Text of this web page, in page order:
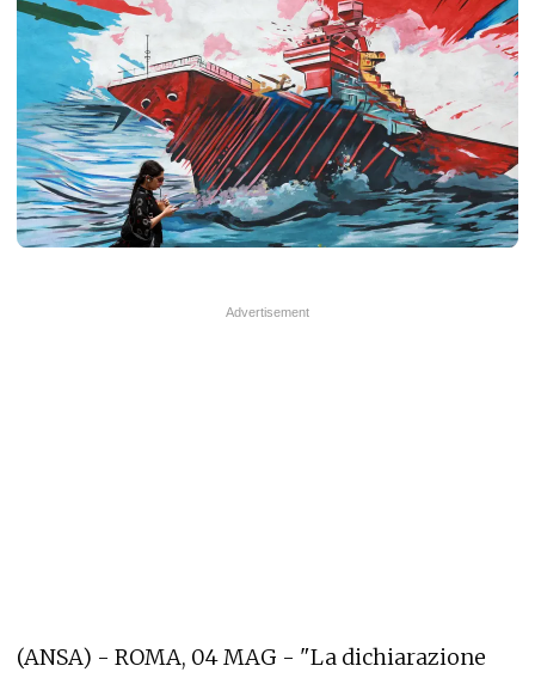
(ANSA) - ROMA, 04 MAG - "La dichiarazione